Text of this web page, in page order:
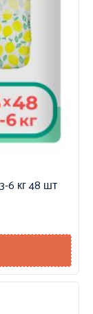
6 кг 48 шт